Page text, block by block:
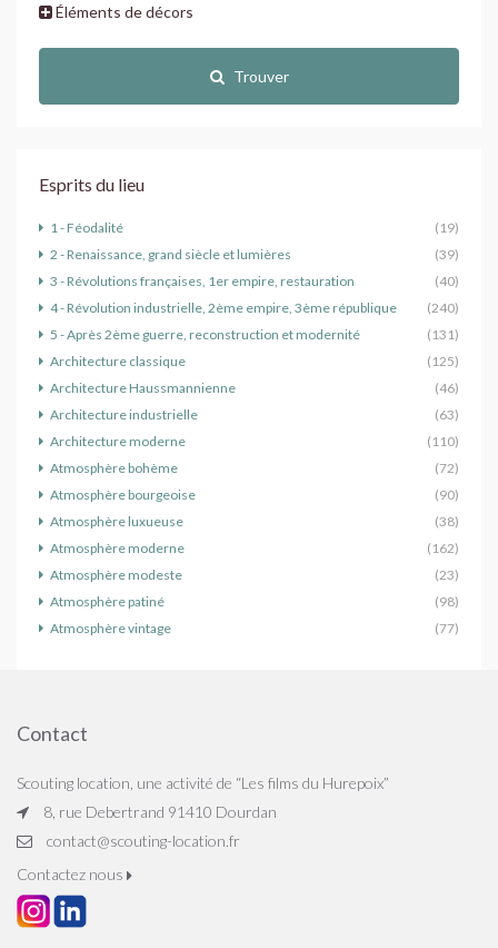
Éléments de décors
Trouver
Esprits du lieu
1 - Féodalité
(19)
2 - Renaissance, grand siècle et lumières
(39)
3 - Révolutions françaises, 1er empire, restauration
(40)
4 - Révolution industrielle, 2ème empire, 3ème république
(240)
5 - Après 2ème guerre, reconstruction et modernité
(131)
Architecture classique
(125)
Architecture Haussmannienne
(46)
Architecture industrielle
(63)
Architecture moderne
(110)
Atmosphère bohème
(72)
Atmosphère bourgeoise
(90)
Atmosphère luxueuse
(38)
Atmosphère moderne
(162)
Atmosphère modeste
(23)
Atmosphère patiné
(98)
Atmosphère vintage
(77)
Contact
Scouting location, une activité de “Les films du Hurepoix”
8, rue Debertrand 91410 Dourdan
contact@scouting-location.fr
Contactez nous